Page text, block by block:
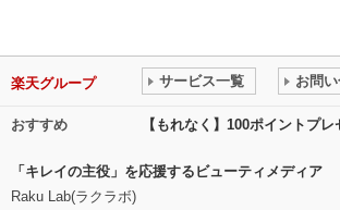
楽天グループ サービス一覧 お問
おすすめ 【もれなく】100ポイントプ
「キレイの主役」を応援するビューティメディア
Raku Lab(ラクラボ)